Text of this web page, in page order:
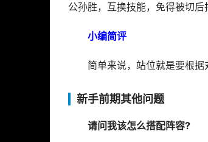
公孙胜，互换技能，免得被切
小编简评
简单来说，站位就是要根据
新手前期其他问题
请问我该怎么搭配阵容?